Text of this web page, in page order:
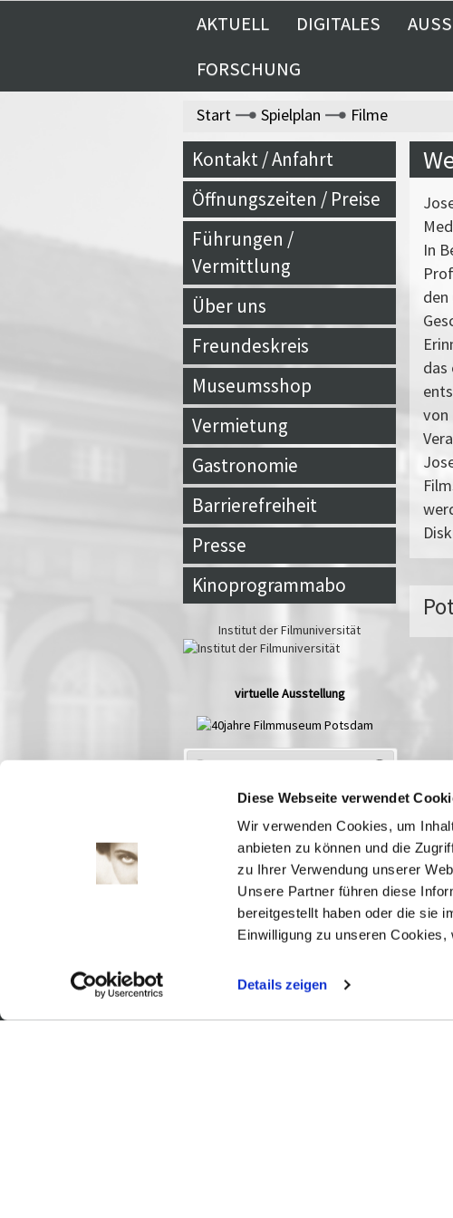
Diese Webseite verwendet
Wir verwenden Cookies, um
anbieten zu können und die
zu Ihrer Verwendung unserer
Unsere Partner führen diese
bereitgestellt haben oder die sie
Einwilligung zu unseren
Details zeigen
AKTUELL DIGITALES
FORSCHUNG
Start Spielplan Filme
Kontakt / Anfahrt
Öffnungszeiten / Preise
Führungen /
Vermittlung
Über uns
Freundeskreis
Museumsshop
Vermietung
Gastronomie
Barrierefreiheit
Presse
Kinoprogrammabo
Institut der Filmuniversität
virtuelle Ausstellung
Spielplan Aug 2026
Mi Do Fr Sa So
1
2
4 5 6 7 8
9
11 12 13 14 15
16
18 19 20 21 22
23
25 26 27 28 29
30
In
das
von